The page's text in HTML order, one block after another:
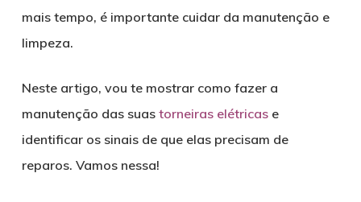
mais tempo, é importante cuidar da manutenção e
limpeza.
Neste artigo, vou te mostrar como fazer a
manutenção das suas torneiras elétricase
identificar os sinais de que elas precisam de
reparos. Vamos nessa!